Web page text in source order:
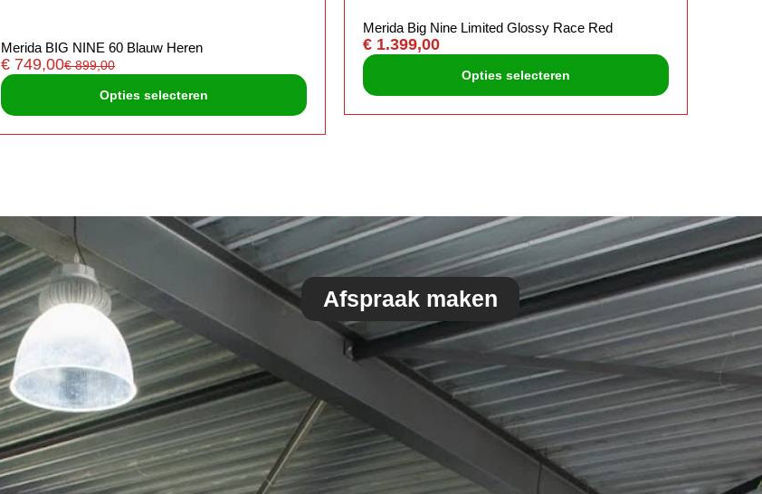
Merida BIG NINE 60 Blauw Heren
€899,00
€ 749,00
Opties selecteren
Merida Big Nine Limited Glossy Race Red
€ 1.399,00
Opties selecteren
Afspraak maken